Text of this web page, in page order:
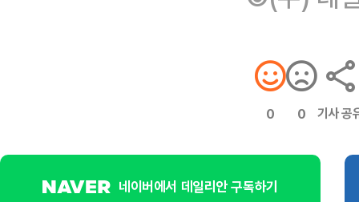
0 0 기사 공
네이버에서 데일리안 구독하기